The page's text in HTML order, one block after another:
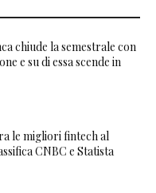
chiude la semestrale con
e su di essa scende in
le migliori fintech al
CNBC e Statista